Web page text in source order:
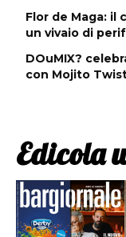
Flor de Maga: il
un vivaio di
DOuMIX?
con Mojito
Edicola